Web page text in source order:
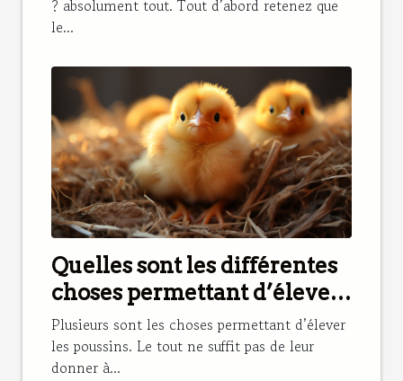
? absolument tout. Tout d’abord retenez que
le...
Quelles sont les différentes
choses permettant d’élever
les poussins ?
Plusieurs sont les choses permettant d’élever
les poussins. Le tout ne suffit pas de leur
donner à...